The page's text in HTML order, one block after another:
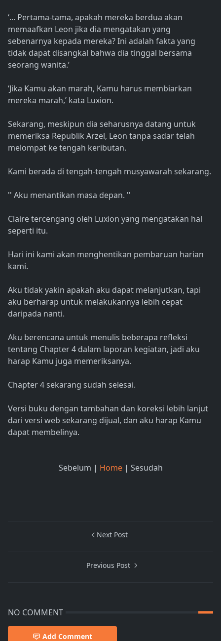
‘... Pertama-tama, apakah mereka berdua akan
memaafkan Leon jika dia mengatakan yang
sebenarnya kepada mereka? Ini adalah fakta yang
tidak dapat disangkal bahwa dia tinggal bersama
seorang wanita.’
‘Jika Kamu akan marah, Kamu harus membiarkan
mereka marah,’ kata Luxion.
Sekarang, meskipun dia seharusnya datang untuk
memeriksa Republik Arzel, Leon tanpa sadar telah
melompat ke tengah keributan.
Kami berada di tengah-tengah musyawarah sekarang.
'' Aku menantikan masa depan. ''
Claire tercengang oleh Luxion yang mengatakan hal
seperti itu.
Hari ini kami akan menghentikan pembaruan harian
kami.
Aku tidak yakin apakah aku dapat melanjutkan, tapi
aku berharap untuk melakukannya lebih cepat
daripada nanti.
Aku berencana untuk menulis beberapa refleksi
tentang Chapter 4 dalam laporan kegiatan, jadi aku
harap Kamu juga memeriksanya.
Chapter 4 sekarang sudah selesai.
Versi buku dengan tambahan dan koreksi lebih lanjut
dari versi web sekarang dijual, dan aku harap Kamu
dapat membelinya.
Sebelum | Home | Sesudah
Next Post
Previous Post
NO COMMENT
Add Comment